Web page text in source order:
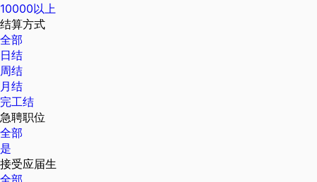
10000以上
结算方式
全部
日结
周结
月结
完工结
急聘职位
全部
是
接受应届生